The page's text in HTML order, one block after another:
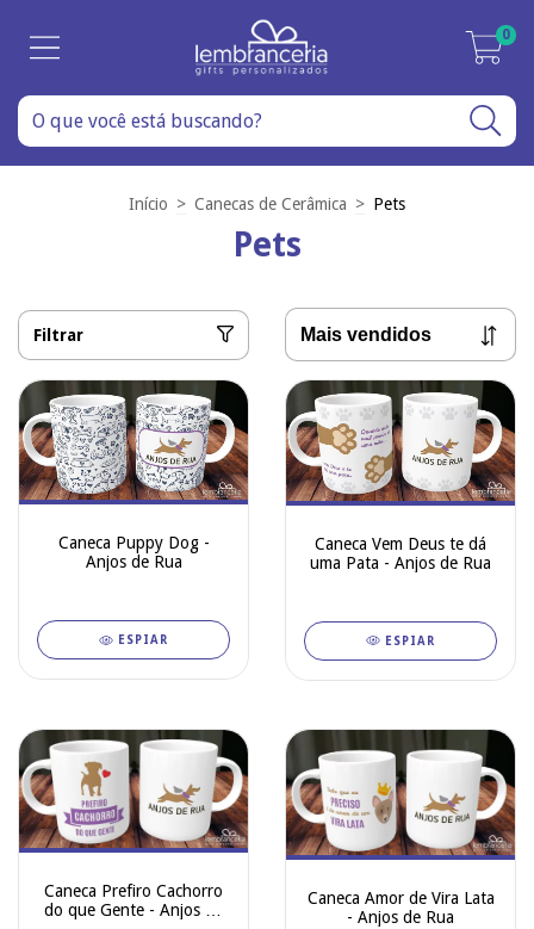
0
Início > Canecas de Cerâmica > Pets
Pets
Filtrar
Caneca Puppy Dog -
Anjos de Rua
ESPIAR
Caneca Vem Deus te dá
uma Pata - Anjos de Rua
ESPIAR
Caneca Prefiro Cachorro
do que Gente - Anjos de
Caneca Amor de Vira Lata
- Anjos de Rua